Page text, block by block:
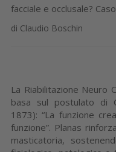
facciale e occlusale?
di Claudio Boschin
La Riabilitazione Neuro
basa sul postulato di
1873): “La funzione
funzione”. Planas
masticatoria,